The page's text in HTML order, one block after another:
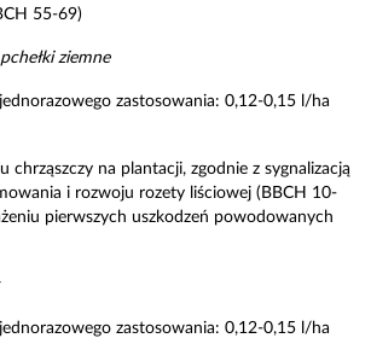
55-69)
ziemne
zastosowania: 0,12-0,15 l/ha
chrząszczy na plantacji, zgodnie z sygnalizacją
i rozwoju rozety liściowej (BBCH 10-
pierwszych uszkodzeń powodowanych
zastosowania: 0,12-0,15 l/ha